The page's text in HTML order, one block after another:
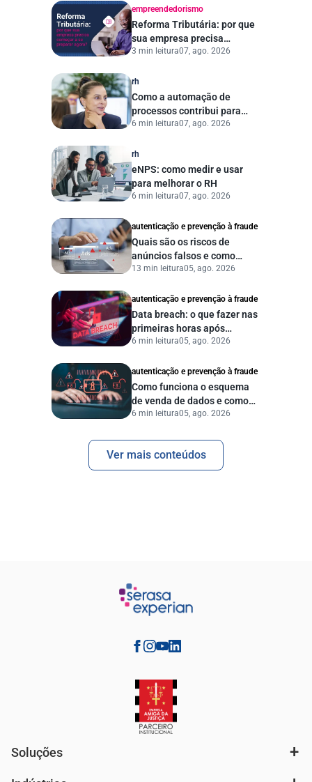
empreendedorismo
Reforma Tributária: por que
sua empresa precisa
começar a se preparar
3 min leitura07, ago. 2026
rh
Como a automação de
processos contribui para
uma gestão pública mais
6 min leitura07, ago. 2026
rh
eNPS: como medir e usar
para melhorar o RH
6 min leitura07, ago. 2026
autenticação e prevenção à fraude
Quais são os riscos de
anúncios falsos e como
proteger seu negócio?
13 min leitura05, ago. 2026
autenticação e prevenção à fraude
Data breach: o que fazer nas
primeiras horas após
vazamento de dados?
6 min leitura05, ago. 2026
autenticação e prevenção à fraude
Como funciona o esquema
de venda de dados e como
proteger sua empresa?
6 min leitura05, ago. 2026
Ver mais conteúdos
Soluções